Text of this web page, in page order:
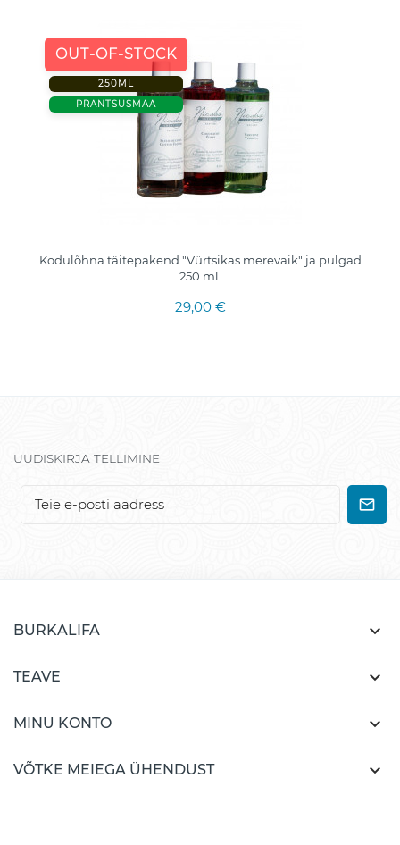
OUT-OF-STOCK
250ML
PRANTSUSMAA
Kodulõhna täitepakend "Vürtsikas merevaik" ja pulgad
250 ml.
29,00 €
UUDISKIRJA TELLIMINE
BURKALIFA 
TEAVE 
MINU KONTO 
VÕTKE MEIEGA ÜHENDUST 